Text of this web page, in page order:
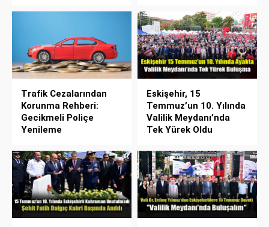
Trafik Cezalarından
Korunma Rehberi:
Gecikmeli Poliçe
Yenileme
Eskişehir, 15
Temmuz’un 10. Yılında
Valilik Meydanı’nda
Tek Yürek Oldu